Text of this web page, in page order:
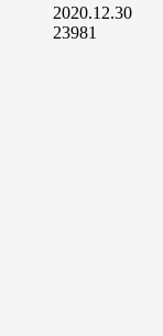
2020.12.30
23981